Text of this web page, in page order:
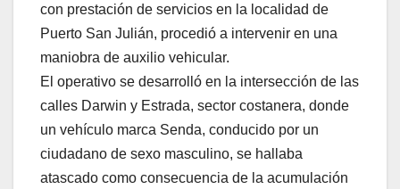
con prestación de servicios en la localidad de
Puerto San Julián, procedió a intervenir en una
maniobra de auxilio vehicular.
El operativo se desarrolló en la intersección de las
calles Darwin y Estrada, sector costanera, donde
un vehículo marca Senda, conducido por un
ciudadano de sexo masculino, se hallaba
atascado como consecuencia de la acumulación